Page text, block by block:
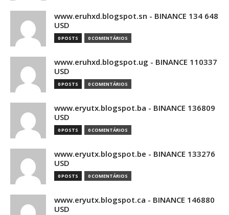
www.eruhxd.blogspot.sn - BINANCE 134 648
USD
0 POSTS 0 COMENTÁRIOS
www.eruhxd.blogspot.ug - BINANCE 110337
USD
0 POSTS 0 COMENTÁRIOS
www.eryutx.blogspot.ba - BINANCE 136809
USD
0 POSTS 0 COMENTÁRIOS
www.eryutx.blogspot.be - BINANCE 133276
USD
0 POSTS 0 COMENTÁRIOS
www.eryutx.blogspot.ca - BINANCE 146880
USD